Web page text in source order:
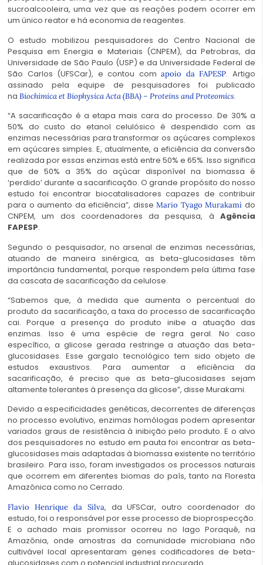
sucroalcooleira, uma vez que as reações podem ocorrer em
um único reator e há economia de reagentes.
O estudo mobilizou pesquisadores do Centro Nacional de
Pesquisa em Energia e Materiais (CNPEM), da Petrobras, da
Universidade de São Paulo (USP) e da Universidade Federal de
São Carlos (UFSCar), e contou comapoio da FAPESP. Artigo
assinado pela equipe de pesquisadores foi publicado
na Biochimica et Biophysica Acta (BBA) – Proteins and Proteomics.
“A sacarificação é a etapa mais cara do processo. De 30% a
50% do custo do etanol celulósico é despendido com as
enzimas necessárias para transformar os açúcares complexos
em açúcares simples. E, atualmente, a eficiência da conversão
realizada por essas enzimas está entre 50% e 65%. Isso significa
que de 50% a 35% do açúcar disponível na biomassa é
‘perdido’ durante a sacarificação. O grande propósito do nosso
estudo foi encontrar biocatalisadores capazes de contribuir
para o aumento da eficiência”, disseMario Tyago Murakami do
CNPEM, um dos coordenadores da pesquisa, à Agência
FAPESP.
Segundo o pesquisador, no arsenal de enzimas necessárias,
atuando de maneira sinérgica, as beta-glucosidases têm
importância fundamental, porque respondem pela última fase
da cascata de sacarificação da celulose.
“Sabemos que, à medida que aumenta o percentual do
produto da sacarificação, a taxa do processo de sacarificação
cai. Porque a presença do produto inibe a atuação das
enzimas. Isso é uma espécie de regra geral. No caso
específico, a glicose gerada restringe a atuação das beta-
glucosidases. Esse gargalo tecnológico tem sido objeto de
estudos exaustivos. Para aumentar a eficiência da
sacarificação, é preciso que as beta-glucosidases sejam
altamente tolerantes à presença da glicose”, disse Murakami.
Devido a especificidades genéticas, decorrentes de diferenças
no processo evolutivo, enzimas homólogas podem apresentar
variados graus de resistência à inibição pelo produto. E o alvo
dos pesquisadores no estudo em pauta foi encontrar as beta-
glucosidases mais adaptadas à biomassa existente no território
brasileiro. Para isso, foram investigados os processos naturais
que ocorrem em diferentes biomas do país, tanto na Floresta
Amazônica como no Cerrado.
Flavio Henrique da Silva, da UFSCar, outro coordenador do
estudo, foi o responsável por esse processo de bioprospecção.
E o achado mais promissor ocorreu no lago Poraquê, na
Amazônia, onde amostras da comunidade microbiana não
cultivável local apresentaram genes codificadores de beta-